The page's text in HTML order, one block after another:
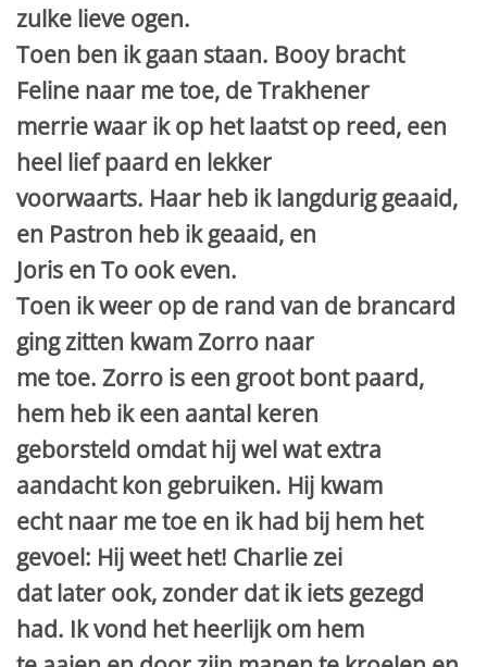
zulke lieve ogen.
Toen ben ik gaan staan. Booy bracht
Feline naar me toe, de Trakhener
merrie waar ik op het laatst op reed, een
heel lief paard en lekker
voorwaarts. Haar heb ik langdurig geaaid,
en Pastron heb ik geaaid, en
Joris en To ook even.
Toen ik weer op de rand van de brancard
ging zitten kwam Zorro naar
me toe. Zorro is een groot bont paard,
hem heb ik een aantal keren
geborsteld omdat hij wel wat extra
aandacht kon gebruiken. Hij kwam
echt naar me toe en ik had bij hem het
gevoel: Hij weet het! Charlie zei
dat later ook, zonder dat ik iets gezegd
had. Ik vond het heerlijk om hem